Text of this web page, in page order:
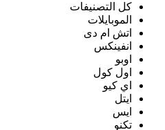
كل التصنيفات
الموبايلات
اتش ام دى
انفينكس
اوبو
اول كول
اي كيو
ايتل
ايس
تكنو